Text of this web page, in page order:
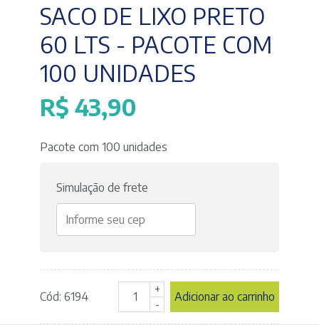
SACO DE LIXO PRETO
60 LTS - PACOTE COM
100 UNIDADES
R$ 43,90
Pacote com 100 unidades
Simulação de frete
Cód: 6194
Saco
de
+
-
Adicionar ao carrinho